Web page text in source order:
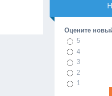
Оцените
5
4
3
2
1